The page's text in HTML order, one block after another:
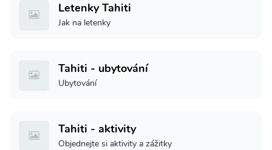
Letenky Tahiti
Jak na letenky
Tahiti - ubytování
Ubytování
Tahiti - aktivity
Objednejte si aktivity a zážitky